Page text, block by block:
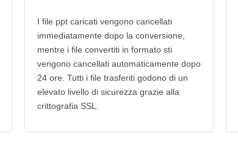
I file ppt caricati vengono cancellati
immediatamente dopo la conversione,
mentre i file convertiti in formato sti
vengono cancellati automaticamente dopo
24 ore. Tutti i file trasferiti godono di un
elevato livello di sicurezza grazie alla
crittografia SSL.